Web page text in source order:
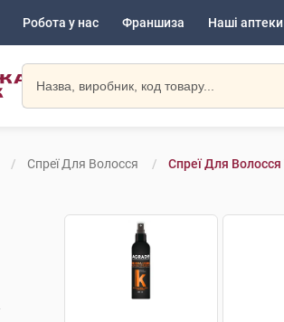
Робота у нас Франшиза Наші аптеки
Спреї Для Волосся Спреї Для Волосся